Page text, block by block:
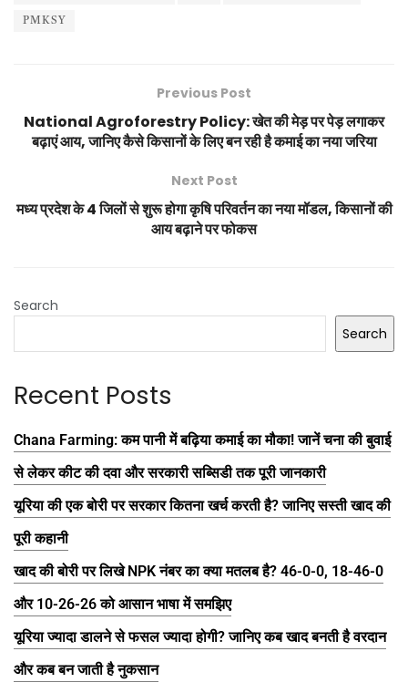
PMKSY
Previous Post
National Agroforestry Policy: खेत की मेड़ पर पेड़ लगाकर
बढ़ाएं आय, जानिए कैसे किसानों के लिए बन रही है कमाई का नया जरिया
Next Post
मध्य प्रदेश के 4 जिलों से शुरू होगा कृषि परिवर्तन का नया मॉडल, किसानों की
आय बढ़ाने पर फोकस
Search
Search
Recent Posts
Chana Farming: कम पानी में बढ़िया कमाई का मौका! जानें चना की बुवाई
से लेकर कीट की दवा और सरकारी सब्सिडी तक पूरी जानकारी
यूरिया की एक बोरी पर सरकार कितना खर्च करती है? जानिए सस्ती खाद की
पूरी कहानी
खाद की बोरी पर लिखे NPK नंबर का क्या मतलब है? 46-0-0, 18-46-0
और 10-26-26 को आसान भाषा में समझिए
यूरिया ज्यादा डालने से फसल ज्यादा होगी? जानिए कब खाद बनती है वरदान
और कब बन जाती है नुकसान